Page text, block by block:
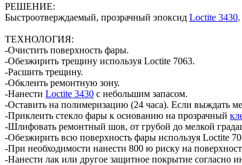
РЕШЕНИЕ:
Быстроотверждаемый, прозрачный эпоксид Loctite 3430
ТЕХНОЛОГИЯ:
-Очистить поверхность фары.
-Обезжирить трещину используя Loctite 7063.
-Расшить трещину.
-Обклеить ремонтную зону.
-Нанести Loctite 3430 с небольшим запасом.
-Оставить на полимеризацию (24 часа). Если выждать
-Приклеить стекло фары к основанию на прозрачный
-Шлифовать ремонтный шов, от грубой до мелкой
-Обезжирить всю поверхность фары используя Loctite
-При необходимости нанести 800 ю риску на
-Нанести лак или другое защитное покрытие согласно